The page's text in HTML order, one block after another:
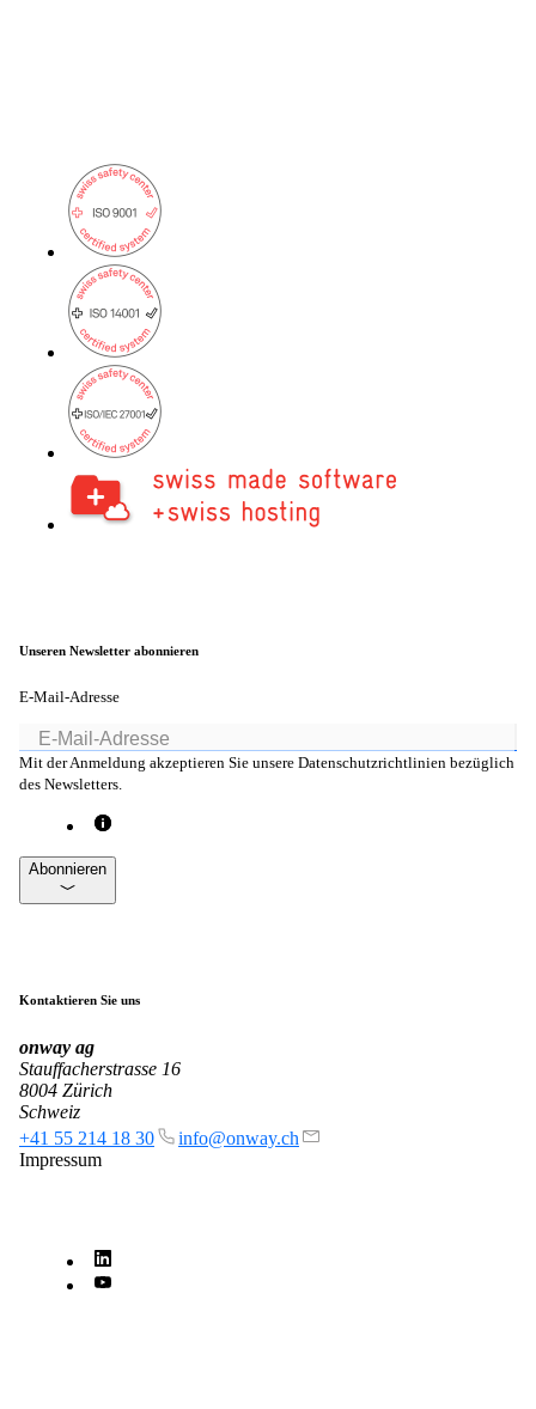
Services
Produkte
onway routers
Entdecken Sie unser vielfältiges Router-
Angebot.
basierend auf Linux.
macman
Detaillierte Network Access Control und
onway director
Auch interessant:
Unseren Newsletter abonnieren
E-Mail-Adresse
Mit der Anmeldung akzeptieren Sie unsere Datenschutzrichtlinien bezüglich
des Newsletters.
Abonnieren
Kontaktieren Sie uns
onway ag
Stauffacherstrasse 16
8004 Zürich
Schweiz
+41 55 214 18 30
info@onway.ch
Impressum